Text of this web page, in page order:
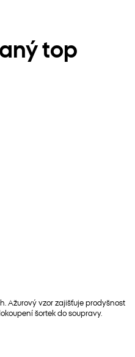
top
Ažurový vzor zajišťuje prodyšnost
šortek do soupravy.